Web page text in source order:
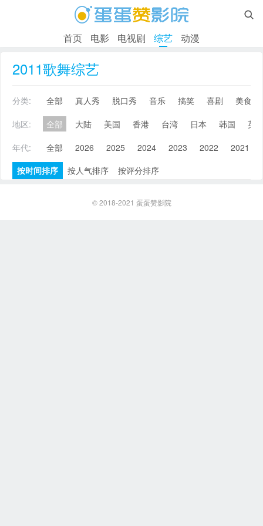

首页 电影 电视剧 综艺 动漫
2011歌舞综艺
分类: 全部 真人秀 脱口秀 音乐 搞笑 喜剧
美食
地区:
全部 大陆 美国 香港 台湾 日本 韩国
英
年代:
全部 2026 2025 2024 2023 2022 2021
按时间排序
按人气排序 按评分排序
© 2018-2021 蛋蛋赞影院